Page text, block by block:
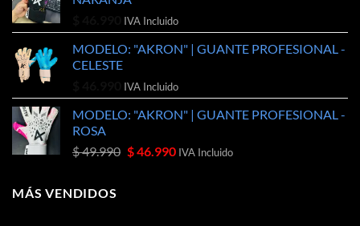
era:
$ 51.990.$ 39.990.
IVA Incluido
MODELO: "AKRON" | GUANTE PROFESIONAL -
CELESTE
IVA Incluido
MODELO: "AKRON" | GUANTE PROFESIONAL -
ROSA
$49.990 El
$46.990ElIVA Incluido
MÁS VENDIDOS